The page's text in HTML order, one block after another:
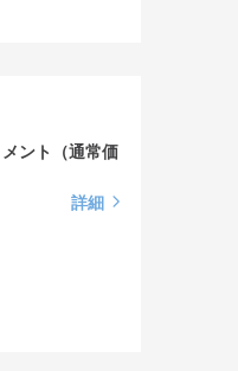
ント（通常価
詳細